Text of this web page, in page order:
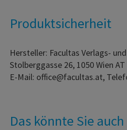
Produktsicherheit
Hersteller: Facultas Verlags-
Stolberggasse 26, 1050 Wien AT
E-Mail: office@facultas.at,
Das könnte Sie